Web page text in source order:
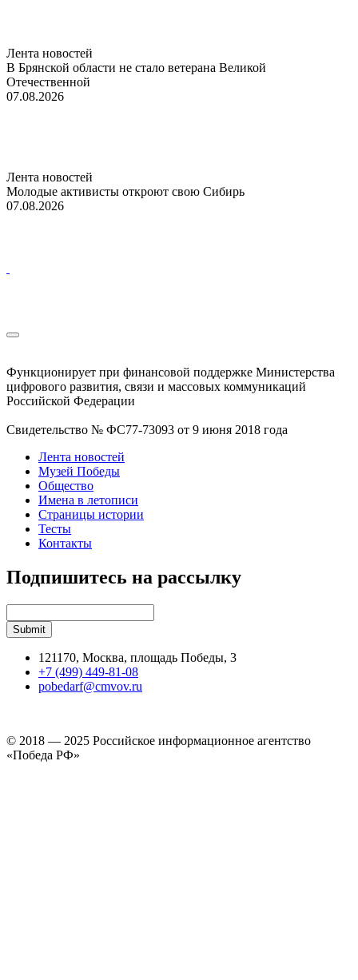
Лента новостей
В Брянской области не стало ветерана Великой
Отечественной
07.08.2026
Лента новостей
Молодые активисты откроют свою Сибирь
07.08.2026
Функционирует при финансовой поддержке Министерства
цифрового развития, связи и массовых коммуникаций
Российской Федерации
Свидетельство № ФС77-73093 от 9 июня 2018 года
Лента новостей
Музей Победы
Общество
Имена в летописи
Страницы истории
Тесты
Контакты
Подпишитесь на рассылку
121170, Москва, площадь Победы, 3
+7 (499) 449-81-08
pobedarf@cmvov.ru
© 2018 — 2025 Российское информационное агентство
«Победа РФ»